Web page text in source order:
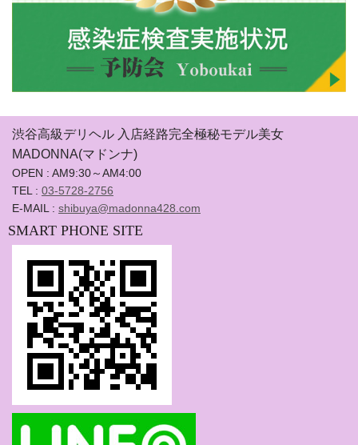
渋谷高級デリヘル 入店経路完全極秘モデル美女
MADONNA(マドンナ)
OPEN : AM9:30～AM4:00
TEL : 03-5728-2756
E-MAIL : shibuya@madonna428.com
SMART PHONE SITE